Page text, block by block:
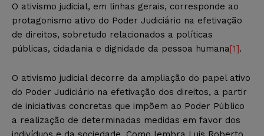
O ativismo judicial, em linhas gerais, corresponde ao
protagonismo ativo do Poder Judiciário na efetivação
de direitos, sobretudo relacionados a políticas
públicas, cidadania e dignidade da pessoa humana[1].
O ativismo judicial decorre da ampliação do papel ativo
do Poder Judiciário na efetivação dos direitos, a partir
de iniciativas concretas que impõem ao Poder Público
a realização de determinadas medidas em favor dos